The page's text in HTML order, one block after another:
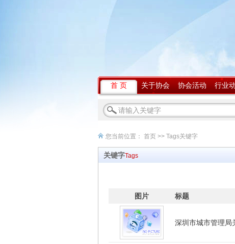
首 页 关于协会 协会活动 行业
您当前位置： 首页 >> Tags关键字
关键字Tags
图片 标题
深圳市城市管理局